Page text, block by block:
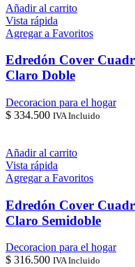
Añadir al carrito
Vista rápida
Agregar a Favoritos
Edredón Cover
Claro Doble
Decoracion para el hogar
$ 334.500 IVA Incluido
Añadir al carrito
Vista rápida
Agregar a Favoritos
Edredón Cover
Claro Semidoble
Decoracion para el hogar
$ 316.500 IVA Incluido